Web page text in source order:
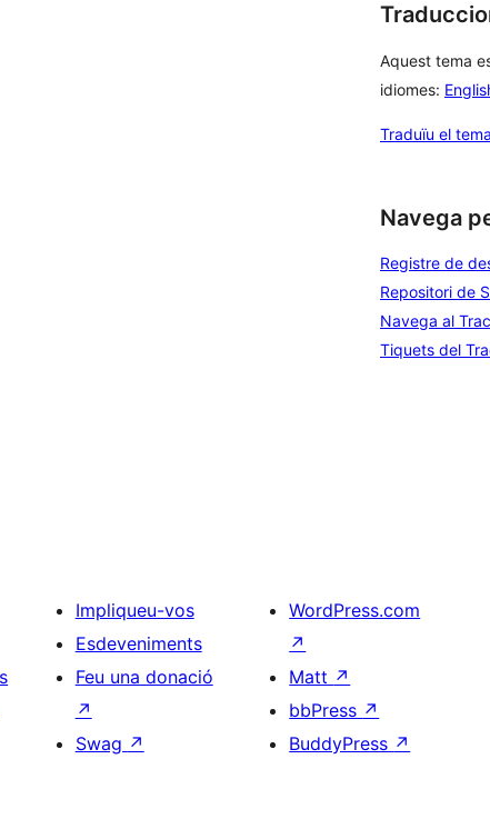
Aquest tema
idiomes:
Traduïu el tema
Navega
Registre de
Repositori de
Navega al Trac
Tiquets del
Impliqueu-vos
Esdeveniments
Feu una donació
↗
Swag ↗
WordPress.com
↗
Matt ↗
bbPress ↗
BuddyPress ↗